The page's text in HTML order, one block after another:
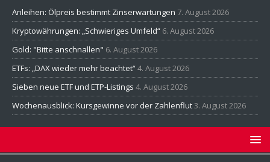
Anleihen: Ölpreis bestimmt Zinserwartungen 7. August 2026
Kryptowährungen: „Schwieriges Umfeld“ 6. August 2026
Gold: "Bitte anschnallen" 6. August 2026
ETFs: „DAX wieder mehr beachtet“4. August 2026
Sieben neue ETF und ETP-Listings 4. August 2026
Wochenausblick: Kursgewinne vor der Zahlenflut3. August 2026